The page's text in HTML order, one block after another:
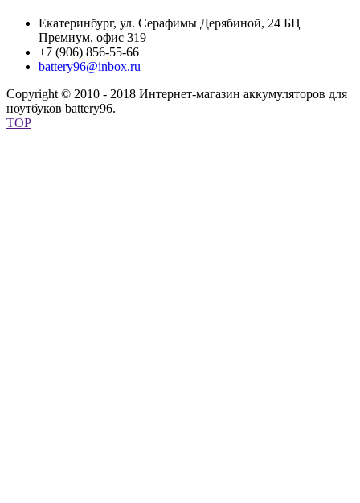
Екатеринбург, ул. Серафимы Дерябиной, 24 БЦ
Премиум, офис 319
+7 (906) 856-55-66
battery96@inbox.ru
Copyright © 2010 - 2018 Интернет-магазин аккумуляторов для
ноутбуков battery96.
TOP